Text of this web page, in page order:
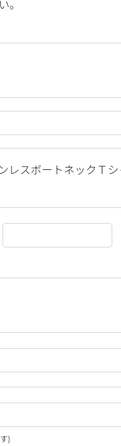
レスボートネックＴ
)